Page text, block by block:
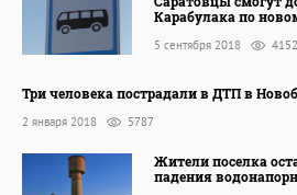
Карабулака по
5 сентября 2018 4152
Три человека пострадали в ДТП в
2 января 2018 5787
Жители поселка
падения